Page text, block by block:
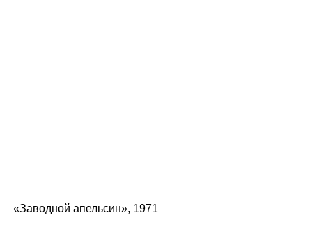
«Заводной апельсин», 1971